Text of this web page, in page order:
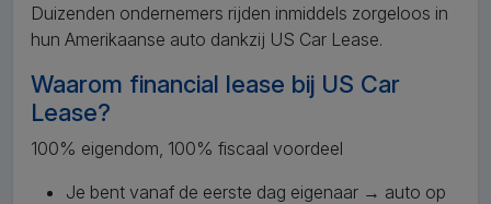
Duizenden ondernemers rijden inmiddels zorgeloos in
hun Amerikaanse auto dankzij US Car Lease.
Waarom financial lease bij US Car
Lease?
100% eigendom, 100% fiscaal voordeel
Je bent vanaf de eerste dag eigenaar → auto op